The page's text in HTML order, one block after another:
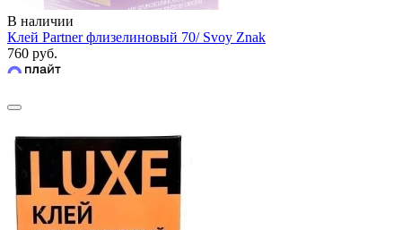
В наличии
Клей Partner флизелиновый 70/ Svoy Znak
760 руб.